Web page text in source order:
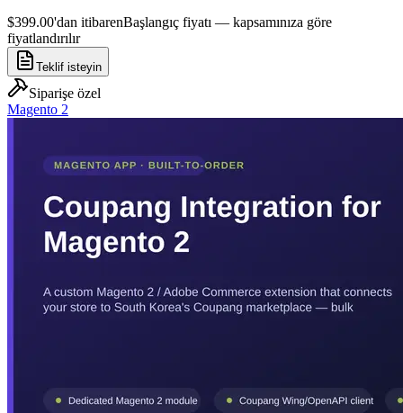
$399.00'dan itibarenBaşlangıç fiyatı — kapsamınıza göre
fiyatlandırılır
Teklif isteyin
Siparişe özel
Magento 2